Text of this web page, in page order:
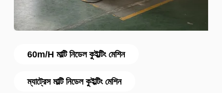
60m/H মাল্টি নিডেল কুইল্টিং মেশিন
ম্যাট্রেস মাল্টি নিডেল কুইল্টিং মেশিন